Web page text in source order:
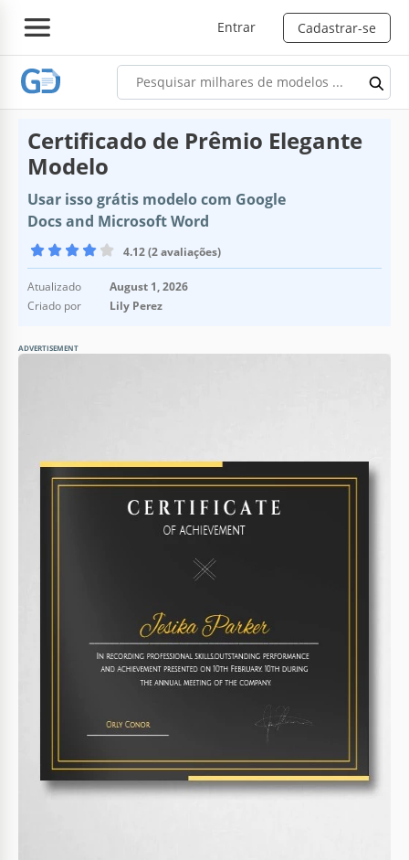
Entrar Cadastrar-se
Certificado de Prêmio Elegante
Modelo
Usar isso grátis modelo com Google
Docs and Microsoft Word
4.12 (2 avaliações)
Atualizado
August 1, 2026
Criado por
Lily Perez
ADVERTISEMENT